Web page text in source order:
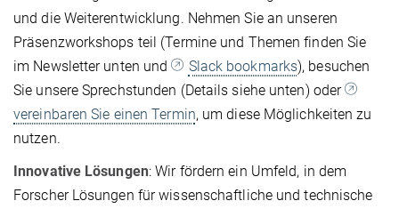
und die Weiterentwicklung. Nehmen Sie an unseren
Präsenzworkshops teil (Termine und Themen finden Sie
im Newsletter unten und
Slack bookmarks), besuchen
Sie unsere Sprechstunden (Details siehe unten) oder
vereinbaren Sie einen Termin, um diese Möglichkeiten zu
nutzen.
Innovative Lösungen: Wir fördern ein Umfeld, in dem
Forscher Lösungen für wissenschaftliche und technische